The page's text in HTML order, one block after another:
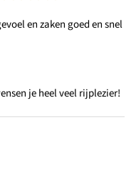
en zaken goed en snel
je heel veel rijplezier!